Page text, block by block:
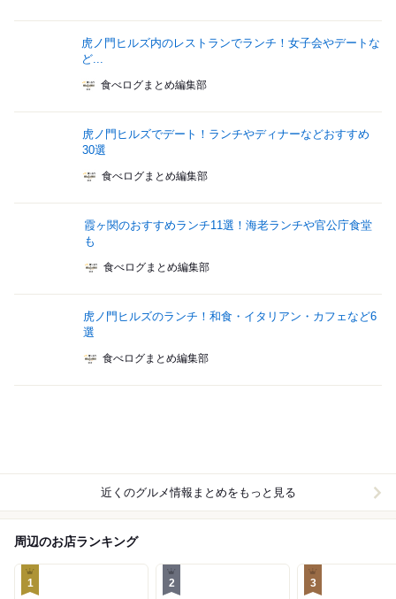
虎ノ門ヒルズ内のレストランでランチ！女子会やデートな
ど...
食べログまとめ編集部
虎ノ門ヒルズでデート！ランチやディナーなどおすすめ
30選
食べログまとめ編集部
霞ヶ関のおすすめランチ11選！海老ランチや官公庁食堂
も
食べログまとめ編集部
虎ノ門ヒルズのランチ！和食・イタリアン・カフェなど6
選
食べログまとめ編集部
近くのグルメ情報まとめをもっと見る
周辺のお店ランキング
1 2 3